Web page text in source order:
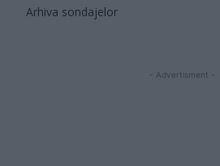
Arhiva sondajelor
- Advertisment -